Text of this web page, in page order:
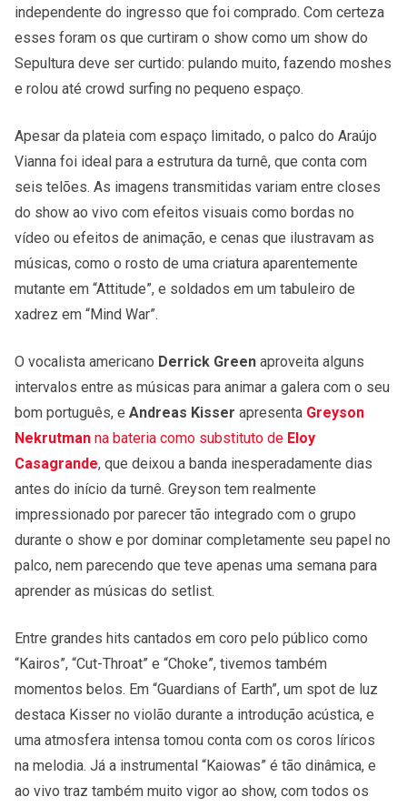
independente do ingresso que foi comprado. Com certeza
esses foram os que curtiram o show como um show do
Sepultura deve ser curtido: pulando muito, fazendo moshes
e rolou até crowd surfing no pequeno espaço.
Apesar da plateia com espaço limitado, o palco do Araújo
Vianna foi ideal para a estrutura da turnê, que conta com
seis telões. As imagens transmitidas variam entre closes
do show ao vivo com efeitos visuais como bordas no
vídeo ou efeitos de animação, e cenas que ilustravam as
músicas, como o rosto de uma criatura aparentemente
mutante em “Attitude”, e soldados em um tabuleiro de
xadrez em “Mind War”.
O vocalista americano Derrick Green aproveita alguns
intervalos entre as músicas para animar a galera com o seu
bom português, e Andreas Kisser apresenta Greyson
Nekrutman na bateria como substituto de Eloy
Casagrande, que deixou a banda inesperadamente dias
antes do início da turnê. Greyson tem realmente
impressionado por parecer tão integrado com o grupo
durante o show e por dominar completamente seu papel no
palco, nem parecendo que teve apenas uma semana para
aprender as músicas do setlist.
Entre grandes hits cantados em coro pelo público como
“Kairos”, “Cut-Throat” e “Choke”, tivemos também
momentos belos. Em “Guardians of Earth”, um spot de luz
destaca Kisser no violão durante a introdução acústica, e
uma atmosfera intensa tomou conta com os coros líricos
na melodia. Já a instrumental “Kaiowas” é tão dinâmica, e
ao vivo traz também muito vigor ao show, com todos os